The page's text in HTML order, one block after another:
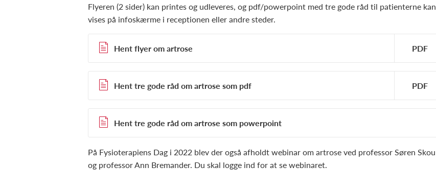
Flyeren (2 sider) kan printes og udleveres, og pdf/powerpoint med tre gode råd til patienterne kan
vises på infoskærme i receptionen eller andre steder.
Hent flyer om artrose
Hent tre gode råd om artrose som pdf
Hent tre gode råd om artrose som powerpoint
På Fysioterapiens Dag i 2022 blev der også afholdt webinar om artrose ved professor Søren Skou
og professor Ann Bremander. Du skal logge ind for at se webinaret.